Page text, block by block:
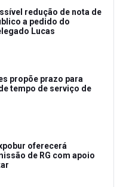
redução de nota de
a pedido do
Lucas
propõe prazo para
tempo de serviço de
oferecerá
de RG com apoio